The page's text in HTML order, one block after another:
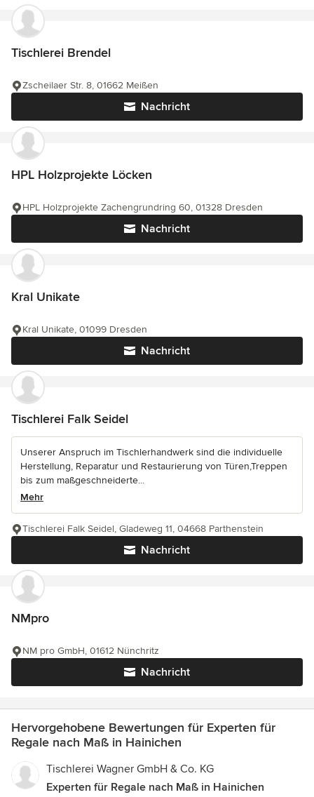
Tischlerei Brendel
Nachricht
Zscheilaer Str. 8, 01662 Meißen
HPL Holzprojekte Löcken
Nachricht
HPL Holzprojekte Zachengrundring 60, 01328 Dresden
Kral Unikate
Nachricht
Kral Unikate, 01099 Dresden
Tischlerei Falk Seidel
Unserer Anspruch im Tischlerhandwerk sind die individuelle
Herstellung, Reparatur und Restaurierung von Türen,Treppen
bis zum maßgeschneiderte...
Mehr
Nachricht
Tischlerei Falk Seidel, Gladeweg 11, 04668 Parthenstein
NMpro
Nachricht
NM pro GmbH, 01612 Nünchritz
Hervorgehobene Bewertungen für Experten für
Regale nach Maß in Hainichen
Tischlerei Wagner GmbH & Co. KG
Experten für Regale nach Maß in Hainichen